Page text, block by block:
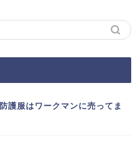
護服はワークマンに売ってま